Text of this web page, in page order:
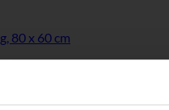
80 x 60 cm